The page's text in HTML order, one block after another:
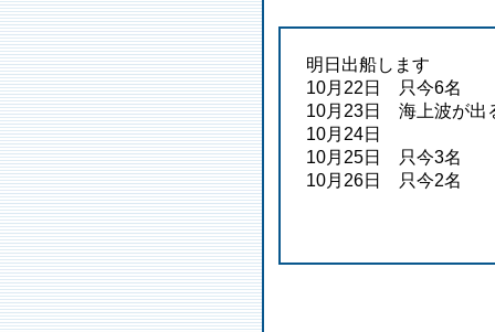
明日出船します
10月22日 只今6名
10月23日 海上波が出
10月24日
10月25日 只今3名
10月26日 只今2名